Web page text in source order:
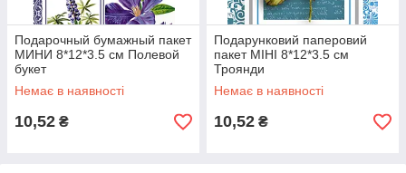
Подарочный бумажный пакет
МИНИ 8*12*3.5 см Полевой
букет
Немає в наявності
10,52 ₴
Подарунковий паперовий
пакет МІНІ 8*12*3.5 см
Троянди
Немає в наявності
10,52 ₴